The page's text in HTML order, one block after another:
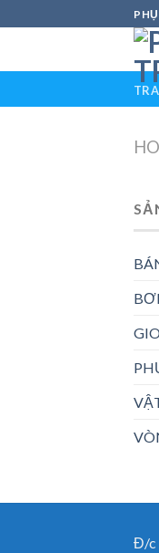
to
Đ/c